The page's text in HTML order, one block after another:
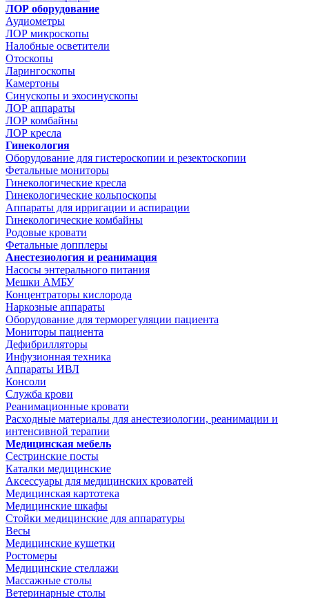
ЛОР оборудование
Аудиометры
ЛОР микроскопы
Налобные осветители
Отоскопы
Ларингоскопы
Камертоны
Синускопы и эхосинускопы
ЛОР аппараты
ЛОР комбайны
ЛОР кресла
Гинекология
Оборудование для гистероскопии и резектоскопии
Фетальные мониторы
Гинекологические кресла
Гинекологические кольпоскопы
Аппараты для ирригации и аспирации
Гинекологические комбайны
Родовые кровати
Фетальные допплеры
Анестезиология и реанимация
Насосы энтерального питания
Мешки АМБУ
Концентраторы кислорода
Наркозные аппараты
Оборудование для терморегуляции пациента
Мониторы пациента
Дефибрилляторы
Инфузионная техника
Аппараты ИВЛ
Консоли
Служба крови
Реанимационные кровати
Расходные материалы для анестезиологии, реанимации и
интенсивной терапии
Медицинская мебель
Сестринские посты
Каталки медицинские
Аксессуары для медицинских кроватей
Медицинская картотека
Медицинские шкафы
Стойки медицинские для аппаратуры
Весы
Медицинские кушетки
Ростомеры
Медицинские стеллажи
Массажные столы
Ветеринарные столы